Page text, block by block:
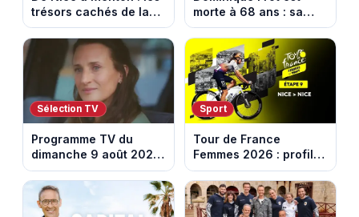
trésors cachés de la
French Riviera dévoilés
dans les 100 lieux qu'il
faut voir
morte à 68 ans : sa
sœur Catherine Frot
annonce la triste
nouvelle
Sélection TV
Programme TV du
dimanche 9 août 2026
: notre sélection pour
votre soirée télé
Sport
Tour de France
Femmes 2026 : profil
et horaires de la
dernière étape à Nice